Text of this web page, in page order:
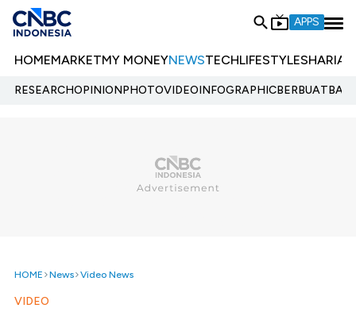
APPS
HOMEMARKETMY MONEYNEWSTECHLIFESTYLESHARIA
RESEARCHOPINIONPHOTOVIDEOINFOGRAPHIC
HOME News Video News
VIDEO